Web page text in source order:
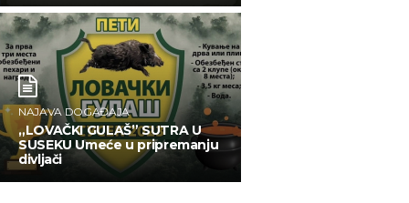
NAJAVA DOGAĐAJA
„LOVAČKI GULAŠ” SUTRA U
SUSEKU Umeće u pripremanju
divljači